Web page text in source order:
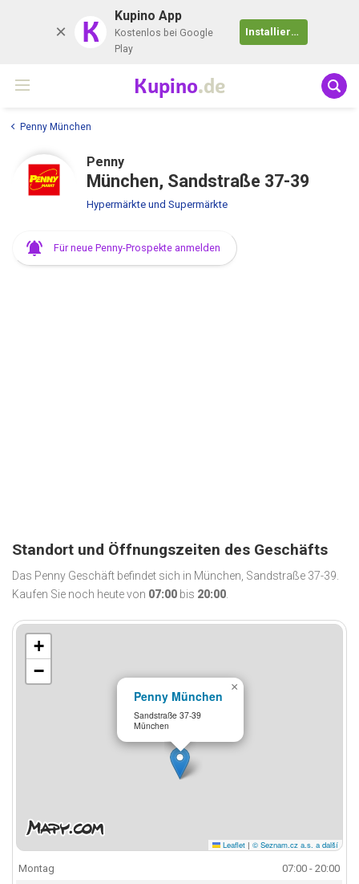
K Kupino App
Kostenlos bei Google
Play
Installieren
Kupino.de
Penny München
Penny
München, Sandstraße 37-39
Hypermärkte und Supermärkte
Für neue Penny-Prospekte anmelden
Standort und Öffnungszeiten des Geschäfts
Das Penny Geschäft befindet sich in München, Sandstraße 37-39.
Kaufen Sie noch heute von 07:00 bis 20:00.
Penny München
Sandstraße 37-39
München
×
+
−
Leaflet | © Seznam.cz a.s. a další
Montag
07:00 - 20:00